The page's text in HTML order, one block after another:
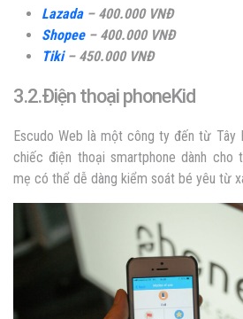
Lazada– 400.000 VNĐ
Shopee– 400.000 VNĐ
Tiki– 450.000 VNĐ
3.2.Điện thoại phoneKid
Escudo Web là một công ty đến từ Tây
chiếc điện thoại smartphone dành cho
mẹ có thể dễ dàng kiểm soát bé yêu từ